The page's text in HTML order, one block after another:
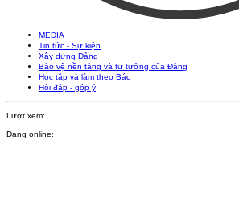
MEDIA
Tin tức - Sự kiện
Xây dựng Đảng
Bảo vệ nền tảng và tư tưởng của Đảng
Học tập và làm theo Bác
Hỏi đáp - góp ý
Lượt xem:
Đang online: